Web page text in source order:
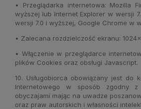
• Przeglądarka internetowa: Mozilla
wyższej lub Internet Explorer w wersji
wersji 7.0 i wyższej, Google Chrome w
• Zalecana rozdzielczość ekranu:
• Włączenie w przeglądarce
plików Cookies oraz obsługi Javascript.
10. Usługobiorca obowiązany jest do
Internetowego w sposób zgodny
obyczajami mając na uwadze
oraz praw autorskich i własności